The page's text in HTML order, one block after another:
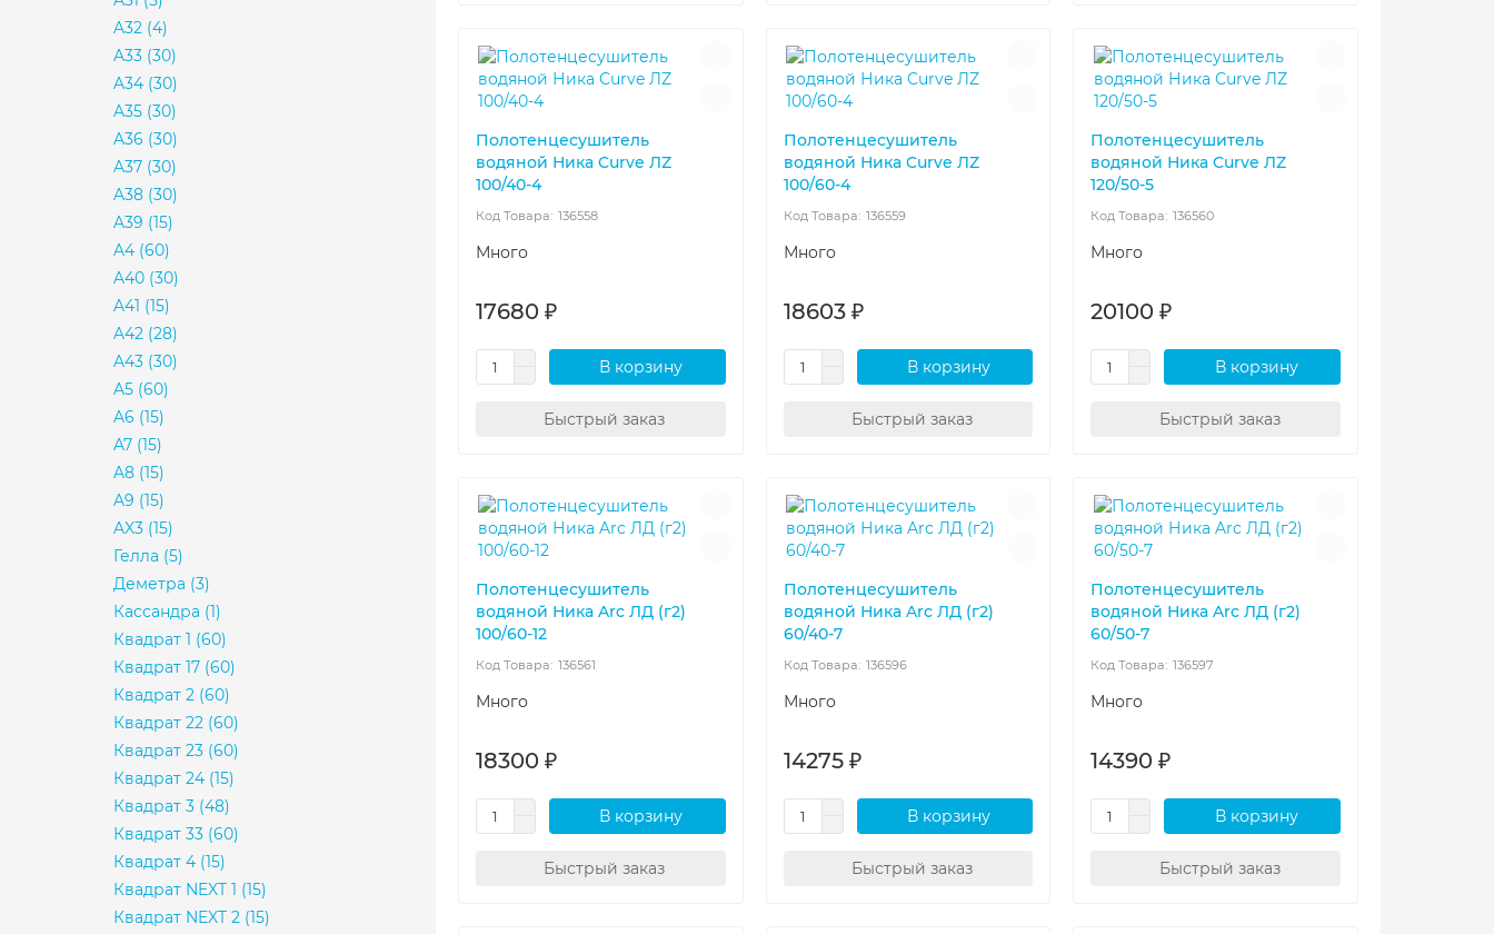
A32 (4)
A33 (30)
A34 (30)
A35 (30)
A36 (30)
A37 (30)
A38 (30)
A39 (15)
A4 (60)
A40 (30)
A41 (15)
A42 (28)
A43 (30)
A5 (60)
A6 (15)
A7 (15)
A8 (15)
A9 (15)
AX3 (15)
Гелла (5)
Деметра (3)
Кассандра (1)
Квадрат 1 (60)
Квадрат 17 (60)
Квадрат 2 (60)
Квадрат 22 (60)
Квадрат 23 (60)
Квадрат 24 (15)
Квадрат 3 (48)
Квадрат 33 (60)
Квадрат 4 (15)
Квадрат NEXT 1 (15)
Квадрат NEXT 2 (15)
Полотенцесушитель
водяной Ника Curve ЛZ
100/40-4
136558
Много
17680 ₽
В корзину
Быстрый заказ
Полотенцесушитель
водяной Ника Curve ЛZ
100/60-4
136559
Много
18603 ₽
В корзину
Быстрый заказ
Полотенцесушитель
водяной Ника Curve ЛZ
120/50-5
136560
Много
20100 ₽
В корзину
Быстрый заказ
Полотенцесушитель
водяной Ника Arc ЛД (г2)
100/60-12
136561
Много
18300 ₽
В корзину
Быстрый заказ
Полотенцесушитель
водяной Ника Arc ЛД (г2)
60/40-7
136596
Много
14275 ₽
В корзину
Быстрый заказ
Полотенцесушитель
водяной Ника Arc ЛД (г2)
60/50-7
136597
Много
14390 ₽
В корзину
Быстрый заказ